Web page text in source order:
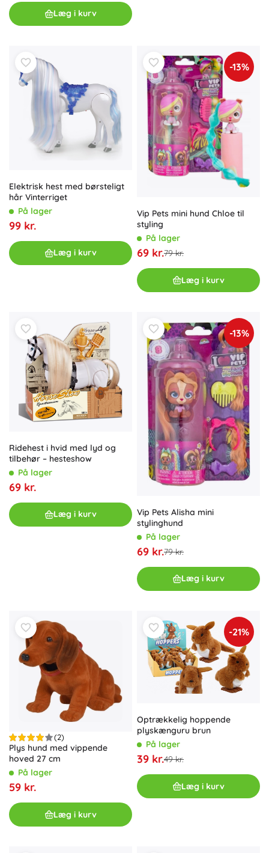
Læg i kurv
Elektrisk hest med børsteligt
hår Vinterriget
På lager
99 kr.
Læg i kurv
-13%
Vip Pets mini hund Chloe til
styling
På lager
69 kr.79 kr.
Læg i kurv
Ridehest i hvid med lyd og
tilbehør – hesteshow
På lager
69 kr.
Læg i kurv
-13%
Vip Pets Alisha mini
stylinghund
På lager
69 kr.79 kr.
Læg i kurv
(2)
Plys hund med vippende
hoved 27 cm
På lager
59 kr.
Læg i kurv
-21%
Optrækkelig hoppende
plyskænguru brun
På lager
39 kr.49 kr.
Læg i kurv